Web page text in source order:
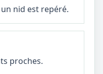
nid est repéré.
proches.